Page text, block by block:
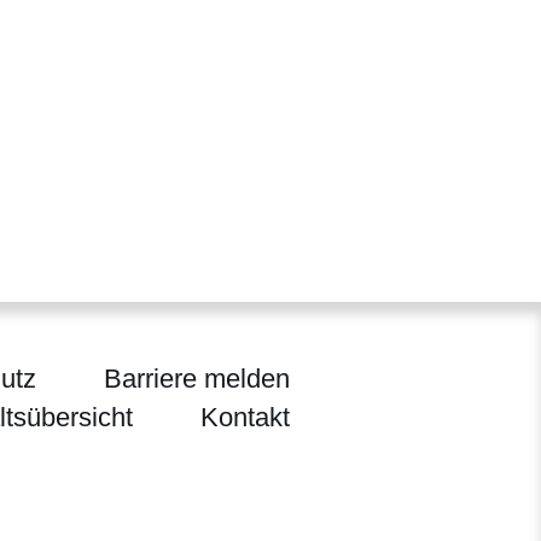
Barriere melden
Kontakt